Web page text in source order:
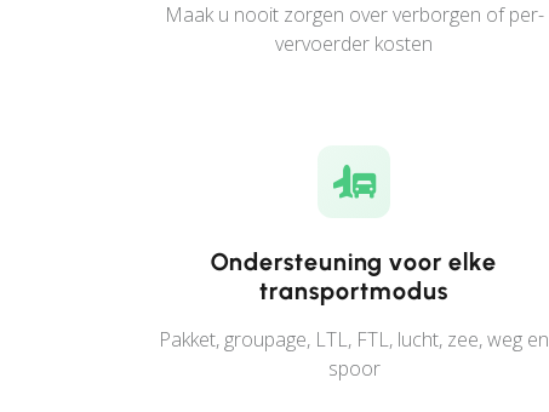
Maak u nooit zorgen over verborgen of per-
vervoerder kosten
Ondersteuning voor elke
transportmodus
Pakket, groupage, LTL, FTL, lucht, zee, weg en
spoor